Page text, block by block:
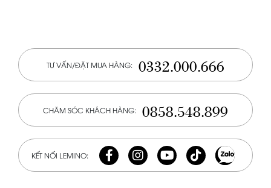
TƯ VẤN/ĐẶT MUA HÀNG: 0332.000.666
CHĂM SÓC KHÁCH HÀNG: 0858.548.899
KẾT NỐI LEMINO: